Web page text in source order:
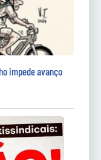
impede avanço